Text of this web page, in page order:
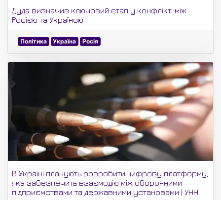
Дуда визначив ключовий етап у конфлікті між
Росією та Україною.
Політика Україна Росія
В Україні планують розробити цифрову платформу,
яка забезпечить взаємодію між оборонними
підприємствами та державними установами | УНН